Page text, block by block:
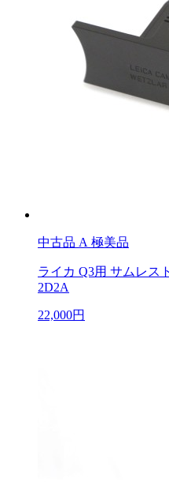
中古品 A 極美品
ライカ Q3用 サムレス
2D2A
22,000円